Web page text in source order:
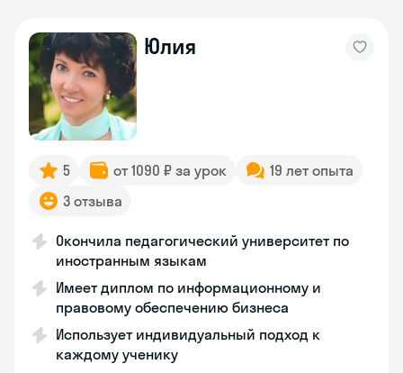
Юлия
5 от 1090 ₽ за урок
19 лет опыта
3 отзыва
Окончила педагогический университет по
иностранным языкам
Имеет диплом по информационному и
правовому обеспечению бизнеса
Использует индивидуальный подход к
каждому ученику